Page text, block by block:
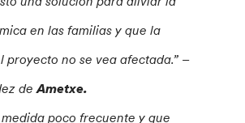
en las familias y que la
proyecto no se vea afectada.” –
de Ametxe.
medida poco frecuente y que